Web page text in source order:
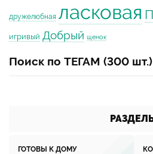
дружелюбная ласковая
игривый Добрый щенок
Поиск по ТЕГАМ (300
ГОТОВЫ К ДОМУ